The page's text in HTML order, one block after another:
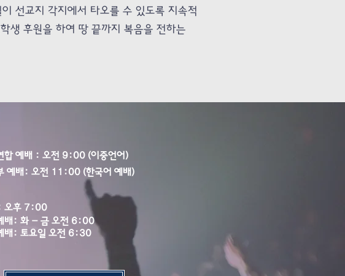
선교지 각지에서 타오를 수 있도록 지속적
생 후원을 하여 땅 끝까지 복음을 전하는
합 예배 : 오전 9:00 (이중언어)
예배: 오전 11:00 (한국어 예배)
오후 7:00
배: 화 - 금 오전 6:00
배: 토요일 오전 6:30